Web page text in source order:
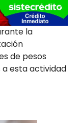
la
de pesos
a esta actividad